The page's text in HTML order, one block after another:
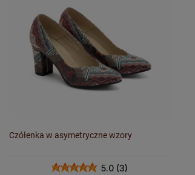
Czółenka w asymetryczne wzory
5.0 (3)